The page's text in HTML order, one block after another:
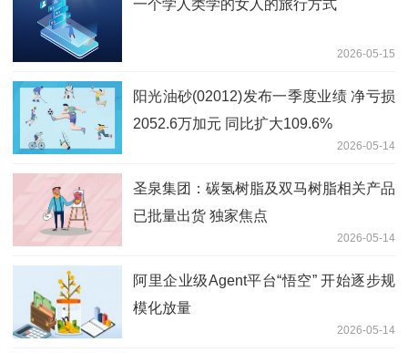
一个学人类学的女人的旅行方式
2026-05-15
阳光油砂(02012)发布一季度业绩 净亏损
2052.6万加元 同比扩大109.6%
2026-05-14
圣泉集团：碳氢树脂及双马树脂相关产品
已批量出货 独家焦点
2026-05-14
阿里企业级Agent平台“悟空” 开始逐步规
模化放量
2026-05-14